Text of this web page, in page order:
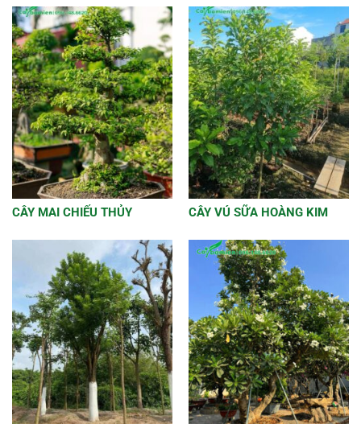
hạng55
sao
CÂY MAI CHIẾU THỦY CÂY VÚ SỮA HOÀNG KIM